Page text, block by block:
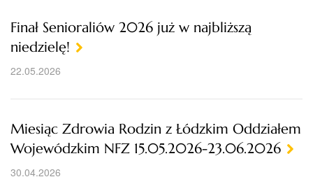
Finał Senioraliów 2026 już w najbliższą
niedzielę!
22.05.2026
Miesiąc Zdrowia Rodzin z Łódzkim Oddziałem
Wojewódzkim NFZ 15.05.2026-23.06.2026
30.04.2026